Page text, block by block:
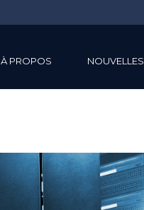
À PROPOS NOUVELLES